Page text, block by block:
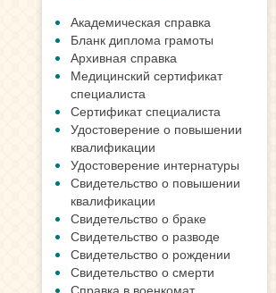
Академическая справка
Бланк диплома грамоты
Архивная справка
Медицинский сертификат
специалиста
Сертификат специалиста
Удостоверение о повышении
квалификации
Удостоверение интернатуры
Свидетельство о повышении
квалификации
Свидетельство о браке
Свидетельство о разводе
Свидетельство о рождении
Свидетельство о смерти
Справка в военкомат